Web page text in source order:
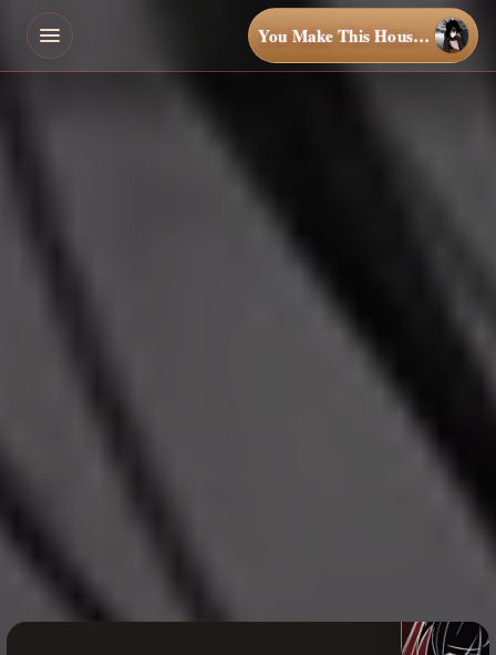
You Make This House a Home